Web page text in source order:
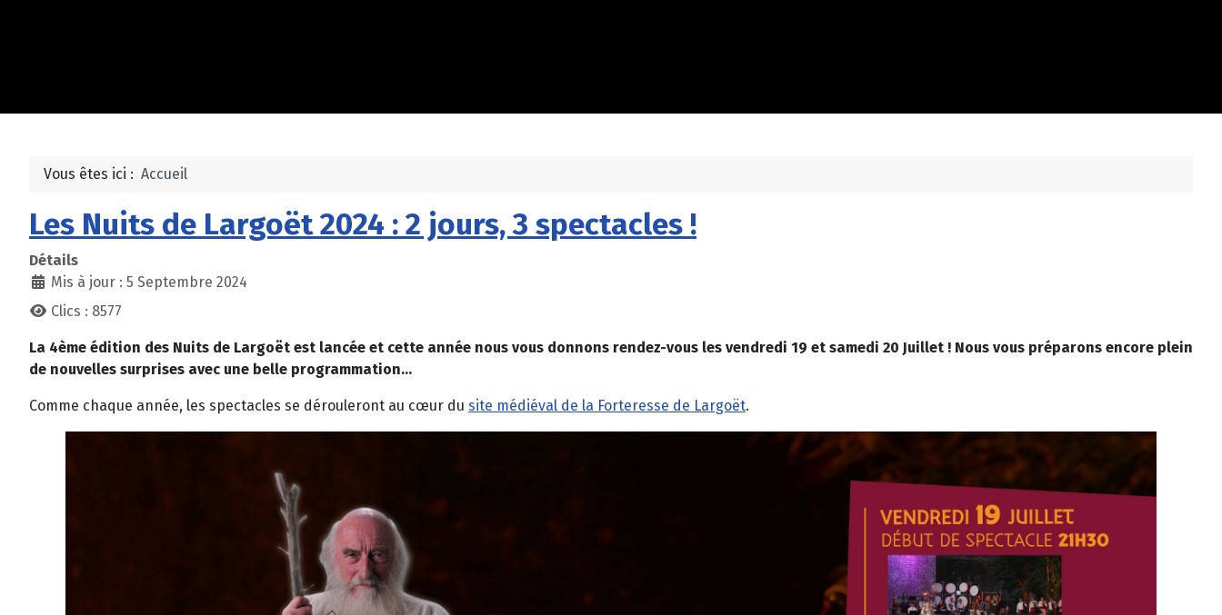
Vous êtes ici : Accueil
Les Nuits de Largoët 2024 : 2 jours, 3 spectacles !
Détails
Mis à jour : 5 Septembre 2024
Clics : 8577
La 4ème édition des Nuits de Largoët est lancée et cette année nous vous donnons rendez-vous les vendredi 19 et samedi 20 Juillet ! Nous vous préparons encore plein
de nouvelles surprises avec une belle programmation...
Comme chaque année, les spectacles se dérouleront au cœur du site médiéval de la Forteresse de Largoët.